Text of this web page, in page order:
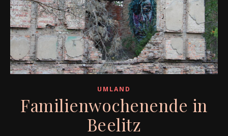
UMLAND
Familienwochenende in
Beelitz